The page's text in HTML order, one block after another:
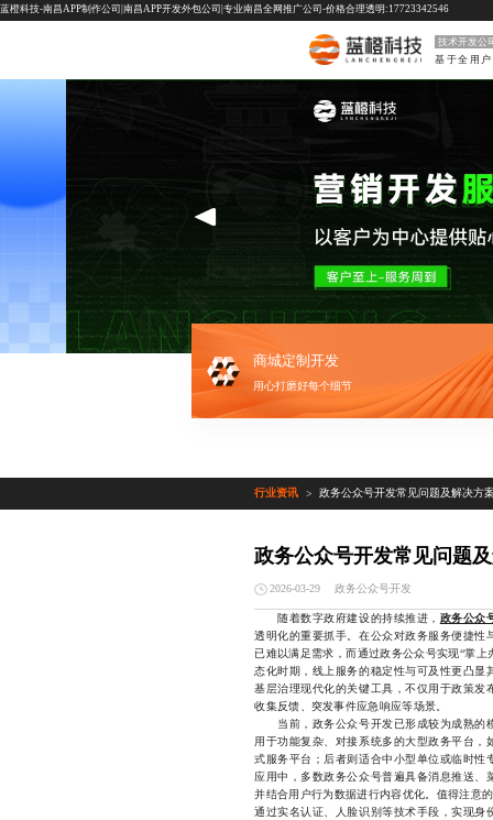
蓝橙科技-南昌APP制作公司|南昌APP开发外包公司|专业南昌全网推广公司-价格合理透明:17723342546
技术开发公
商城定制开发
用心打磨好每个细节
行业资讯 > 政务公众号开发常见问题及解决方
政务公众号开发常见问题
2026-03-29 政务公众号开发
随着数字政府建设的持续推进， 政务公众
透明化的重要抓手。在公众对政务服务便捷
已难以满足需求，而通过政务公众号实现“掌
态化时期，线上服务的稳定性与可及性更凸
基层治理现代化的关键工具，不仅用于政策
收集反馈、突发事件应急响应等场景。
当前，政务公众号开发已形成较为成熟的
用于功能复杂、对接系统多的大型政务平台
式服务平台；后者则适合中小型单位或临时
应用中，多数政务公众号普遍具备消息推送
并结合用户行为数据进行内容优化。值得注意
通过实名认证、人脸识别等技术手段，实现